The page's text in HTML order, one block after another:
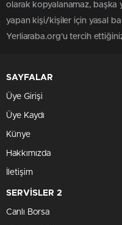
olarak kopyalanamaz, başka
yapan kişi/kişiler için yasal
Yerliaraba.org'u tercih
SAYFALAR
Üye Girişi
Üye Kaydı
Künye
Hakkımızda
İletişim
SERVİSLER 2
Canlı Borsa